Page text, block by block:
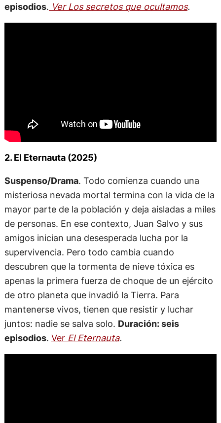
episodios. Ver Los secretos que ocultamos.
2. El Eternauta (2025)
Suspenso/Drama. Todo comienza cuando una
misteriosa nevada mortal termina con la vida de la
mayor parte de la población y deja aisladas a miles
de personas. En ese contexto, Juan Salvo y sus
amigos inician una desesperada lucha por la
supervivencia. Pero todo cambia cuando
descubren que la tormenta de nieve tóxica es
apenas la primera fuerza de choque de un ejército
de otro planeta que invadió la Tierra. Para
mantenerse vivos, tienen que resistir y luchar
juntos: nadie se salva solo. Duración: seis
episodios. VerEl Eternauta.